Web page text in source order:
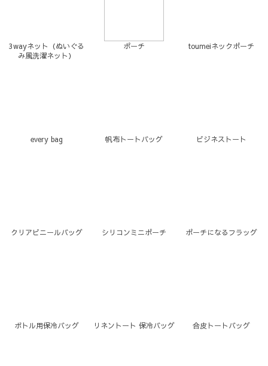
3wayネット（ぬいぐる
み風洗濯ネット）
ポーチ toumeiネックポーチ
every bag 帆布トートバッグ ビジネストート
クリアビニールバッグ シリコンミニポーチ ポーチになるフラッグ
ボトル用保冷バッグ リネントート 保冷バッグ 合皮トートバッグ